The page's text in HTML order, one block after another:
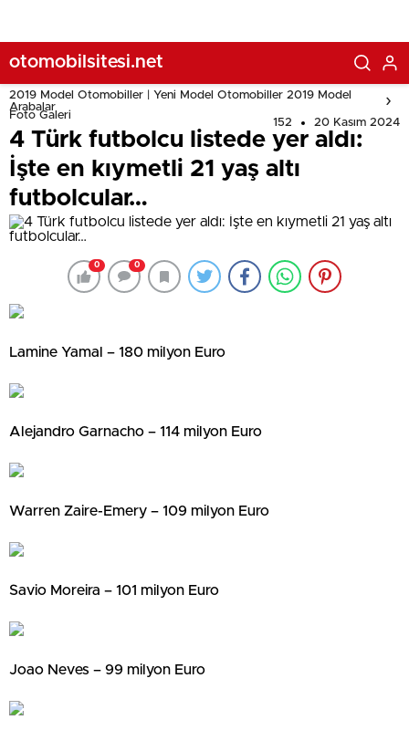
otomobilsitesi.net
2019 Model Otomobiller | Yeni Model Otomobiller 2019 Model
Arabalar
Foto Galeri
152 20 Kasım 2024
4 Türk futbolcu listede yer aldı:
İşte en kıymetli 21 yaş altı
futbolcular…
0 0
Lamine Yamal – 180 milyon Euro
Alejandro Garnacho – 114 milyon Euro
Warren Zaire-Emery – 109 milyon Euro
Savio Moreira – 101 milyon Euro
Joao Neves – 99 milyon Euro